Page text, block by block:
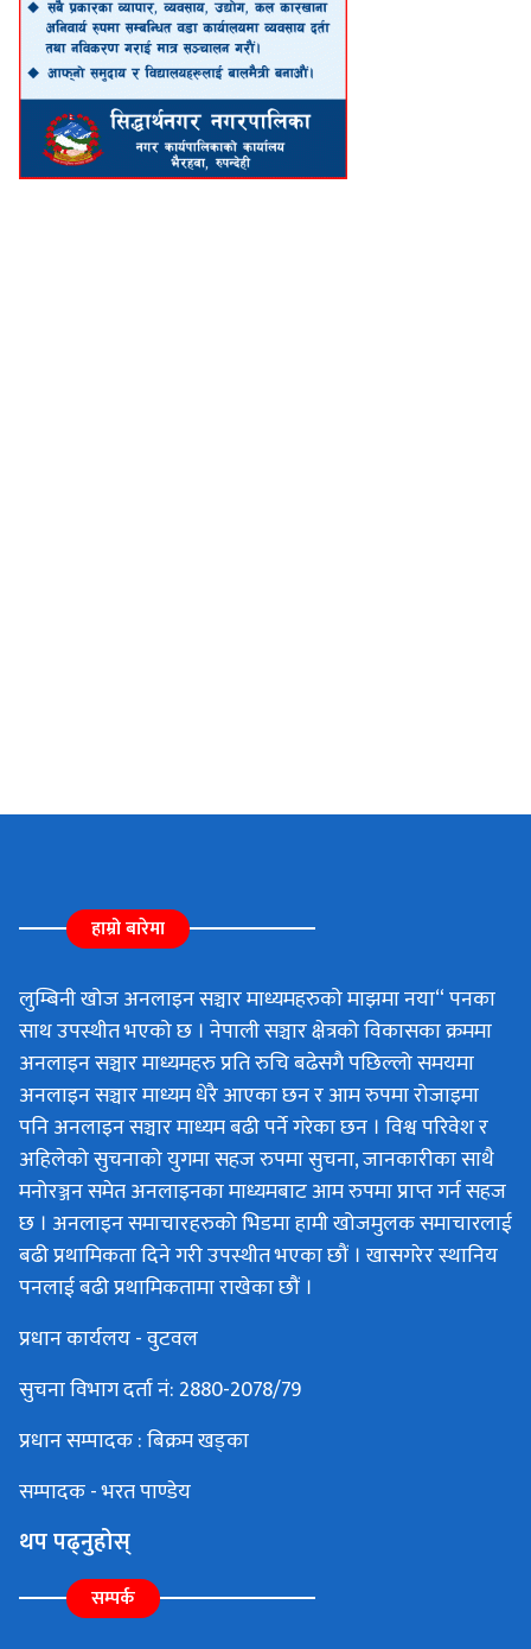
हाम्रो बारेमा
लुम्बिनी खोज अनलाइन सञ्चार माध्यमहरुको माझमा नया“ पनका
साथ उपस्थीत भएको छ । नेपाली सञ्चार क्षेत्रको विकासका क्रममा
अनलाइन सञ्चार माध्यमहरु प्रति रुचि बढेसगै पछिल्लो समयमा
अनलाइन सञ्चार माध्यम धेरै आएका छन र आम रुपमा रोजाइमा
पनि अनलाइन सञ्चार माध्यम बढी पर्ने गरेका छन । विश्व परिवेश र
अहिलेको सुचनाको युगमा सहज रुपमा सुचना, जानकारीका साथै
मनोरञ्जन समेत अनलाइनका माध्यमबाट आम रुपमा प्राप्त गर्न सहज
छ । अनलाइन समाचारहरुको भिडमा हामी खोजमुलक समाचारलाई
बढी प्रथामिकता दिने गरी उपस्थीत भएका छौं । खासगरेर स्थानिय
पनलाई बढी प्रथामिकतामा राखेका छौं ।
प्रधान कार्यलय - वुटवल
सुचना विभाग दर्ता नं: 2880-2078/79
प्रधान सम्पादक : बिक्रम खड्का
सम्पादक - भरत पाण्डेय
थप पढ्नुहोस्
सम्पर्क